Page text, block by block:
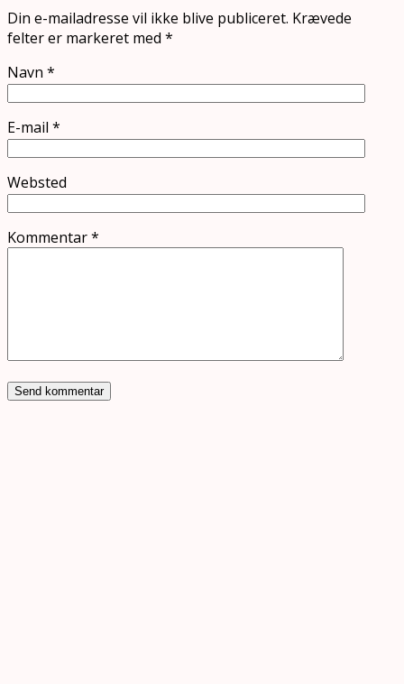
Din e-mailadresse vil ikke blive publiceret. Krævede
felter er markeret med *
Navn *
E-mail *
Websted
Kommentar*